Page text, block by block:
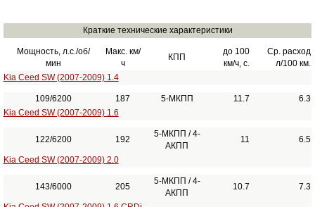
Краткие технические характеристики
Мощность, л.с./об/
мин
Макс. км/
ч
КПП
до 100
км/ч, с.
Ср. расход
л/100 км.
Kia Ceed SW (2007-2009) 1.4
109/6200 187 5-МКПП 11.7
6.3
Kia Ceed SW (2007-2009) 1.6
122/6200 192
5-МКПП / 4-
АКПП
11 6.5
Kia Ceed SW (2007-2009) 2.0
143/6000 205
5-МКПП / 4-
АКПП
10.7 7.3